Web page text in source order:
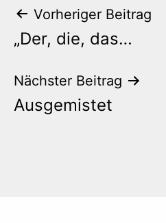
Beitrags-
Navigation
Vorheriger Beitrag
„Der, die, das…
Nächster Beitrag
Ausgemistet